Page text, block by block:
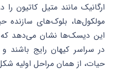
ارگانیک مانند متیل کاتیون
مولکول‌ها، بلوک‌های
این دیسک‌ها نشان می‌دهد
در سراسر کیهان رایج باشند
حیات، از همان مراحل اولیه